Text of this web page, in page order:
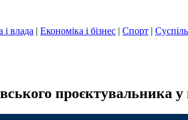
і влада | Економіка і бізнес | Спорт |
проєктувальника